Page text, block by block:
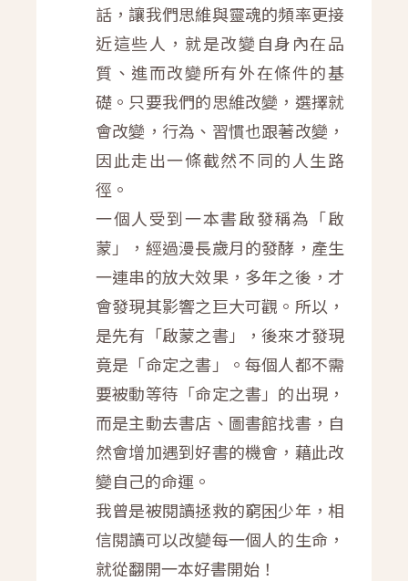
話，讓我們思維與靈魂的頻率更接
近這些人，就是改變自身內在品
質、進而改變所有外在條件的基
礎。只要我們的思維改變，選擇就
會改變，行為、習慣也跟著改變，
因此走出一條截然不同的人生路
徑。
一個人受到一本書啟發稱為「啟
蒙」，經過漫長歲月的發酵，產生
一連串的放大效果，多年之後，才
會發現其影響之巨大可觀。所以，
是先有「啟蒙之書」，後來才發現
竟是「命定之書」。每個人都不需
要被動等待「命定之書」的出現，
而是主動去書店、圖書館找書，自
然會增加遇到好書的機會，藉此改
變自己的命運。
我曾是被閱讀拯救的窮困少年，相
信閱讀可以改變每一個人的生命，
就從翻開一本好書開始！